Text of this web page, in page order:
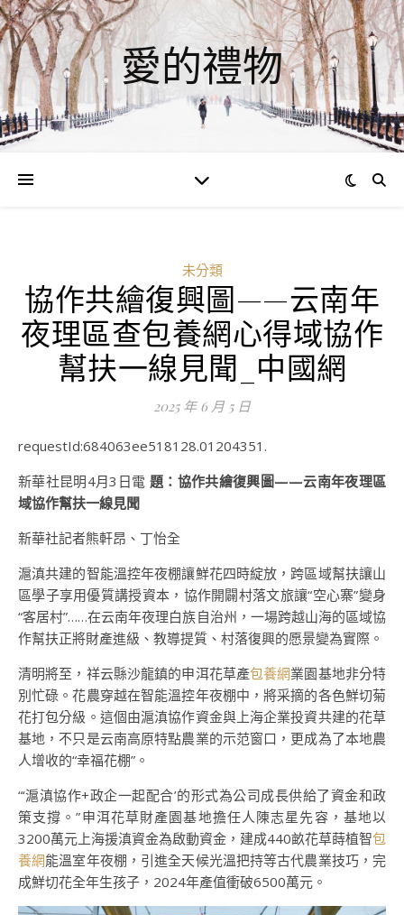
愛的禮物
未分類
協作共繪復興圖——云南年
夜理區查包養網心得域協作
幫扶一線見聞_中國網
2025 年 6 月 5 日
requestId:684063ee518128.01204351.
新華社昆明4月3日電 題：協作共繪復興圖——云南年夜理區
域協作幫扶一線見聞
新華社記者熊軒昂、丁怡全
滬滇共建的智能溫控年夜棚讓鮮花四時綻放，跨區域幫扶讓山
區學子享用優質講授資本，協作開闢村落文旅讓“空心寨”變身
“客居村”……在云南年夜理白族自治州，一場跨越山海的區域協
作幫扶正將財產進級、教導提質、村落復興的愿景變為實際。
清明將至，祥云縣沙龍鎮的申洱花草產包養網業園基地非分特
別忙碌。花農穿越在智能溫控年夜棚中，將采摘的各色鮮切菊
花打包分級。這個由滬滇協作資金與上海企業投資共建的花草
基地，不只是云南高原特點農業的示范窗口，更成為了本地農
人增收的“幸福花棚”。
“‘滬滇協作+政企一起配合’的形式為公司成長供給了資金和政
策支撐。”申洱花草財產園基地擔任人陳志星先容，基地以
3200萬元上海援滇資金為啟動資金，建成440畝花草蒔植智包
養網能溫室年夜棚，引進全天候光溫把持等古代農業技巧，完
成鮮切花全年生孩子，2024年產值衝破6500萬元。